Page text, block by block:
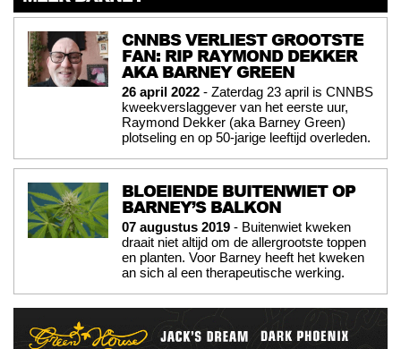
CNNBS VERLIEST GROOTSTE
FAN: RIP RAYMOND DEKKER
AKA BARNEY GREEN
26 april 2022 - Zaterdag 23 april is CNNBS
kweekverslaggever van het eerste uur,
Raymond Dekker (aka Barney Green)
plotseling en op 50-jarige leeftijd overleden.
BLOEIENDE BUITENWIET OP
BARNEY’S BALKON
07 augustus 2019 - Buitenwiet kweken
draait niet altijd om de allergrootste toppen
en planten. Voor Barney heeft het kweken
an sich al een therapeutische werking.